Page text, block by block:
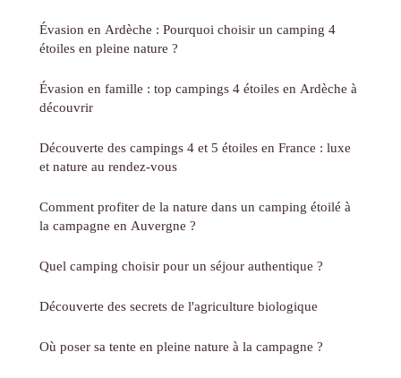
Évasion en Ardèche : Pourquoi choisir un camping 4
étoiles en pleine nature ?
Évasion en famille : top campings 4 étoiles en Ardèche à
découvrir
Découverte des campings 4 et 5 étoiles en France : luxe
et nature au rendez-vous
Comment profiter de la nature dans un camping étoilé à
la campagne en Auvergne ?
Quel camping choisir pour un séjour authentique ?
Découverte des secrets de l'agriculture biologique
Où poser sa tente en pleine nature à la campagne ?